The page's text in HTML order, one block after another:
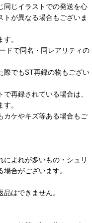
同じイラストでの発送を心
が異なる場合もございま
。
ドで同名・同レアリティの
際でもST再録の物もござい
再録されている場合は、
。
カケやキズ等ある場合もご
よれが多いもの・シュリ
合がございます。
はできません。